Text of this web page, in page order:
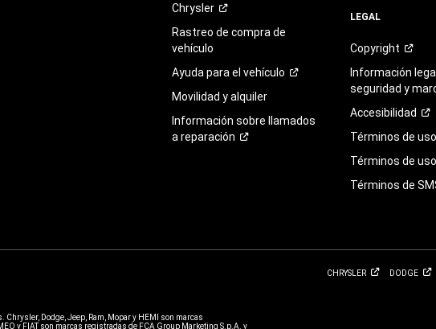
Chrysler
Rastreo de compra de
vehículo
Ayuda para el vehículo
Movilidad y alquiler
Información sobre llamados
a reparación
LEGAL
Copyright
Información
seguridad y
Accesibilidad
Términos deuso
Términos de
Términos de
CHRYSLER DODGE
Dodge, Jeep, Ram, Mopar y HEMI son marcas
y FIAT son marcas registradas de FCA Group Marketing S.p.A. y